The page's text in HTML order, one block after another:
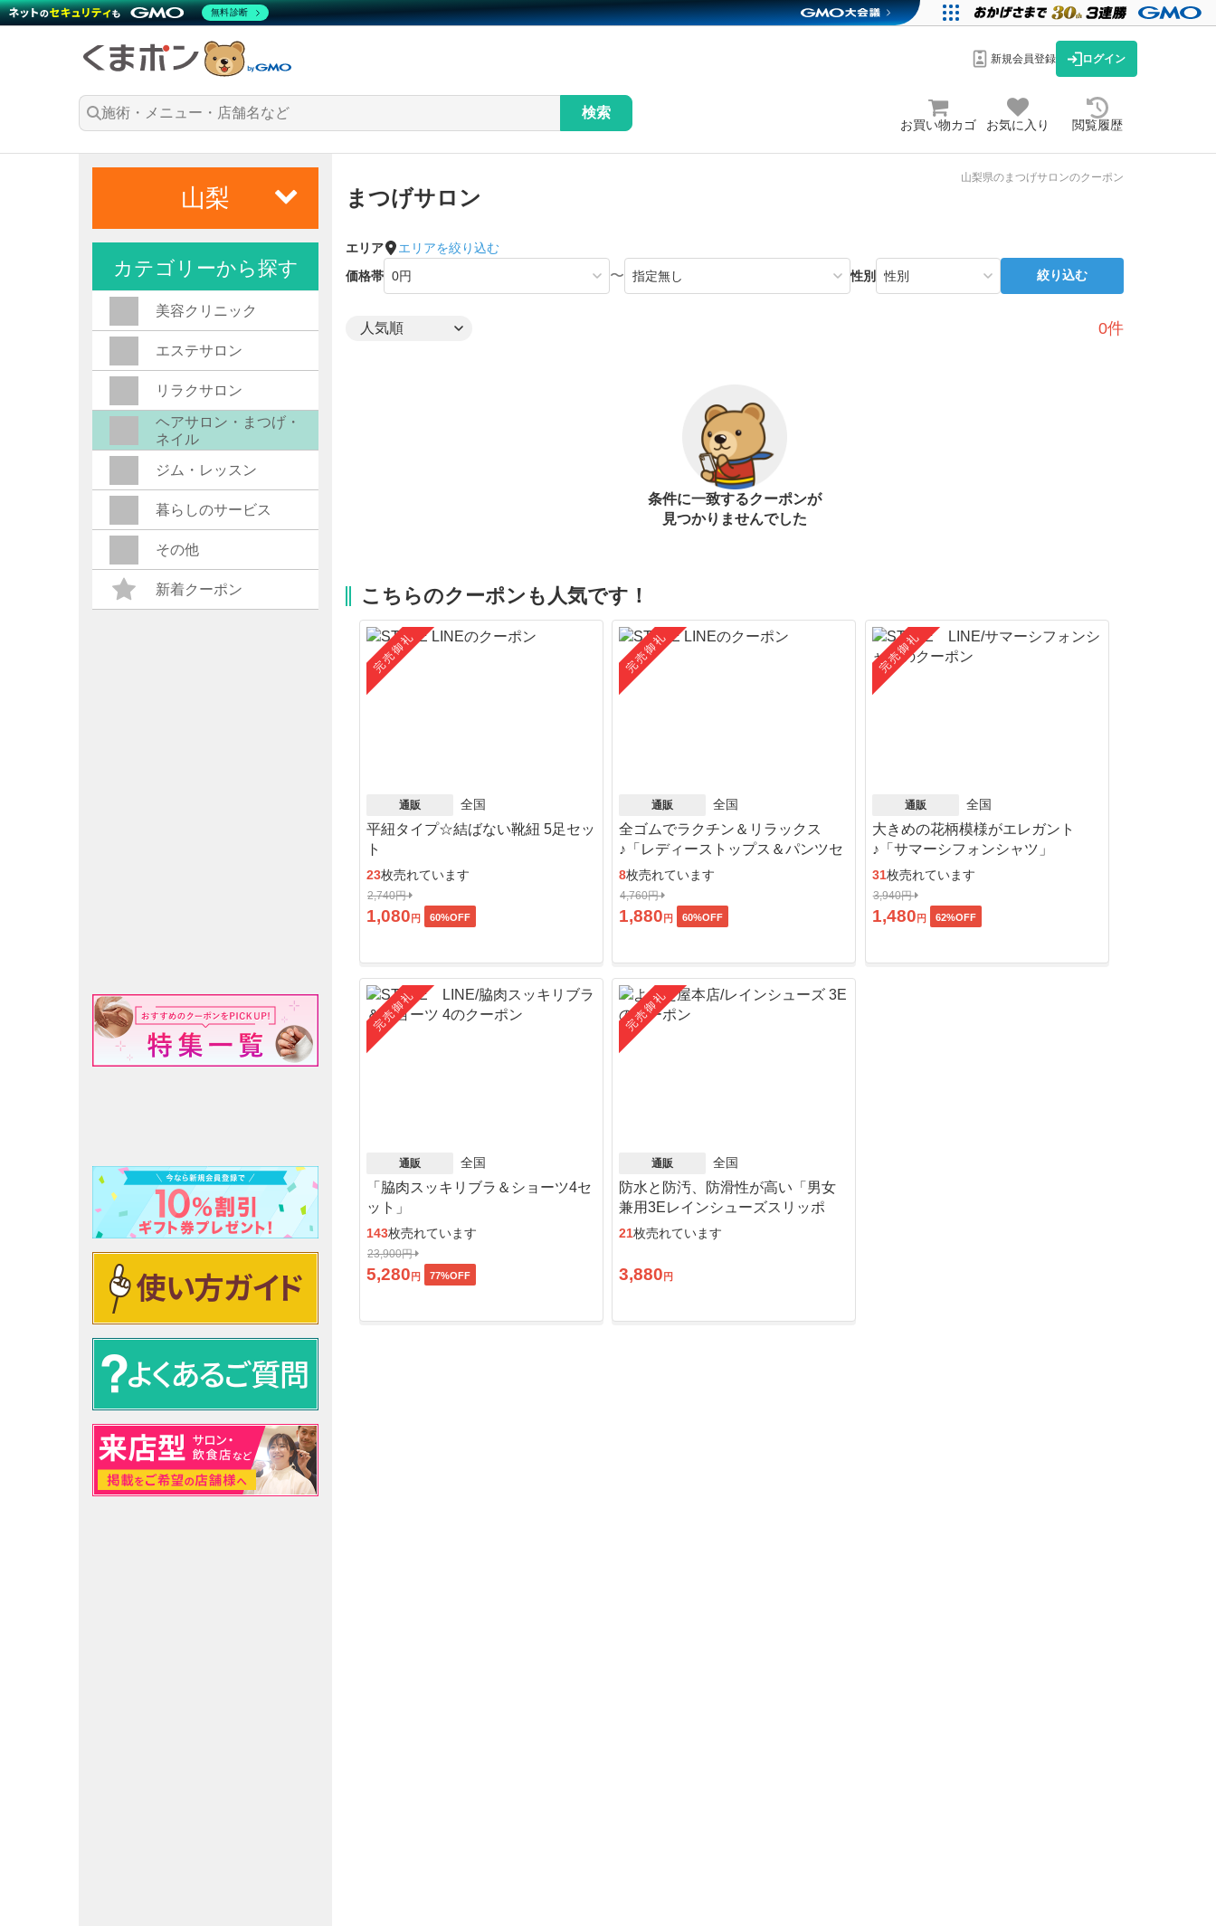
新規会員登録 ログイン
検索
お買い物カゴ お気に入り 閲覧履歴
山梨県のまつげサロンのクーポン
まつげサロン
エリア
エリアを絞り込む
価格帯
〜 性別 絞り込む
0件
条件に一致するクーポンが
見つかりませんでした
こちらのクーポンも人気です！
完売御礼
通販 全国
平紐タイプ☆結ばない靴紐 5足セッ
ト
23枚売れています
2,740円
1,080 円 60%OFF
完売御礼
通販 全国
全ゴムでラクチン＆リラックス
♪「レディーストップス＆パンツセ
ット」
8枚売れています
4,760円
1,880 円 60%OFF
完売御礼
通販 全国
大きめの花柄模様がエレガント
♪「サマーシフォンシャツ」
31枚売れています
3,940円
1,480 円 62%OFF
完売御礼
通販 全国
「脇肉スッキリブラ＆ショーツ4セ
ット」
143枚売れています
23,900円
5,280 円 77%OFF
完売御礼
通販 全国
防水と防汚、防滑性が高い「男女
兼用3Eレインシューズスリッポ
ン」
21枚売れています
3,880 円
山梨
カテゴリーから探す
美容クリニック
エステサロン
リラクサロン
ヘアサロン・まつげ・
ネイル
ジム・レッスン
暮らしのサービス
その他
新着クーポン
無料診断